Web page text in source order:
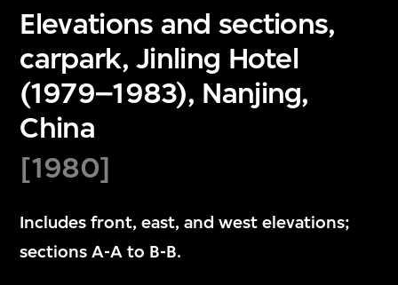
Elevations and sections,
carpark, Jinling Hotel
(1979–1983), Nanjing,
China
[1980]
Includes front, east, and west elevations;
sections A-A to B-B.